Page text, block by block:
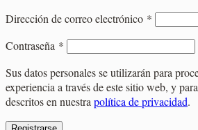
Dirección de correo electrónico *
Contraseña * Obligatorio
Sus datos personales se utilizarán para
experiencia a través de este sitio web, y
descritos en nuestrapolítica de privacidad.